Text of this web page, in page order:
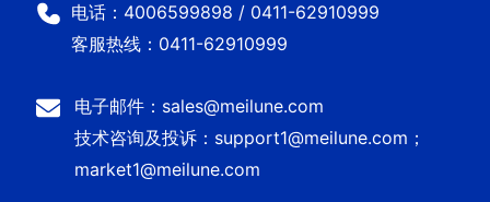
电话：4006599898 / 0411-62910999
客服热线：0411-62910999
电子邮件：sales@meilune.com
技术咨询及投诉：support1@meilune.com；
market1@meilune.com